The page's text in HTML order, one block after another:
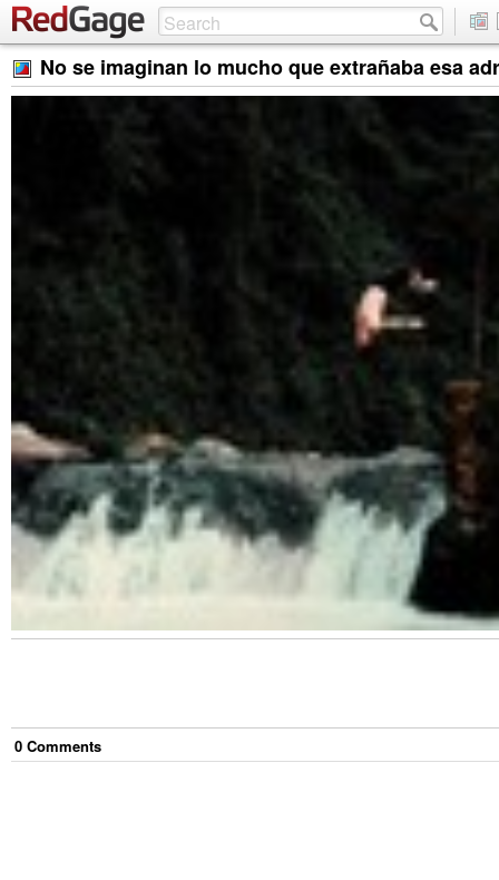
No se imaginan lo mucho que extrañaba esa
0 Comments